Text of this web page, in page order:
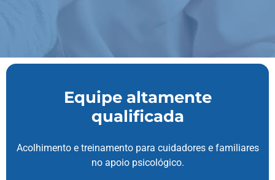
Equipe altamente
qualificada
Acolhimento e treinamento para cuidadores e familiares
no apoio psicológico.